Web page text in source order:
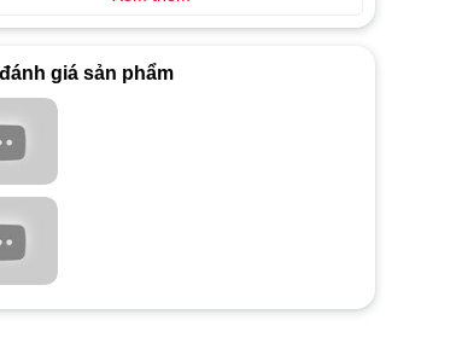
giá sản phẩm